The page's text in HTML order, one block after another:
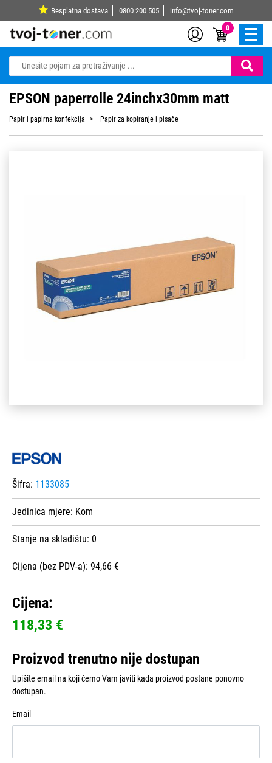
Besplatna dostava 0800 200 505 info@tvoj-toner.com
0
EPSON paperrolle 24inchx30mm matt
Papir i papirna konfekcija Papir za kopiranje i pisače
Šifra: 1133085
Jedinica mjere: Kom
Stanje na skladištu: 0
Cijena (bez PDV-a): 94,66 €
Cijena:
118,33 €
Proizvod trenutno nije dostupan
Upišite email na koji ćemo Vam javiti kada proizvod postane ponovno
dostupan.
Email